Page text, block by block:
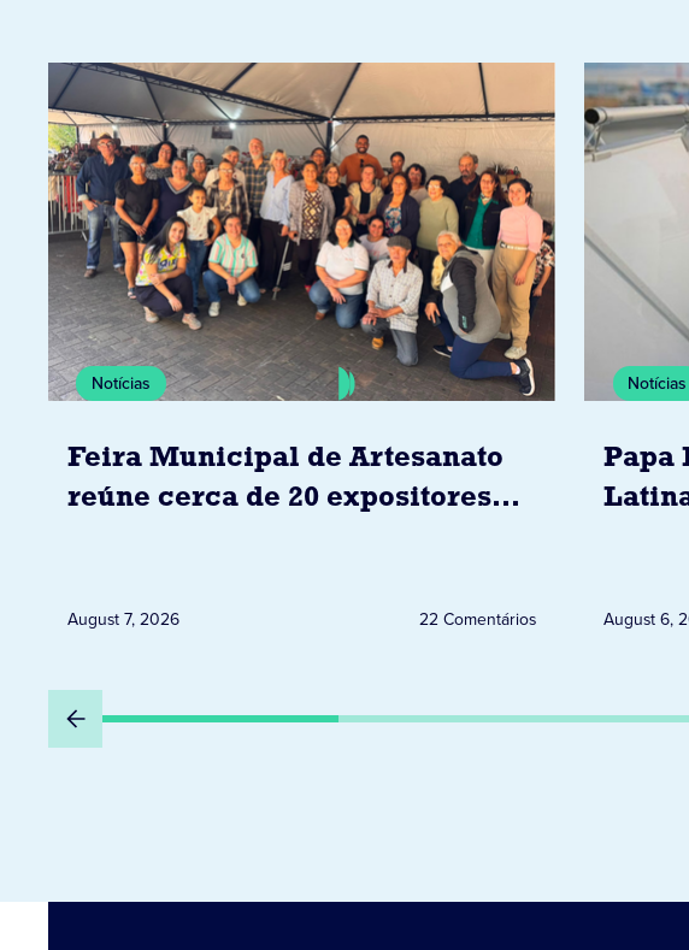
Notícias
Feira Municipal de Artesanato
reúne cerca de 20 expositores
August 7, 2026 22 Comentários
Notícias
Papa
August 6,